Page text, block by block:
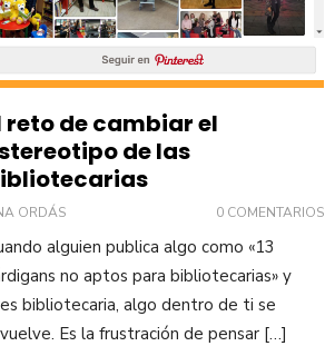
reto de cambiar el
de las
ORDÁS 0 COMENTARIOS
alguien publica algo como «13
no aptos para bibliotecarias» y
bibliotecaria, algo dentro de ti se
Es la frustración de pensar […]